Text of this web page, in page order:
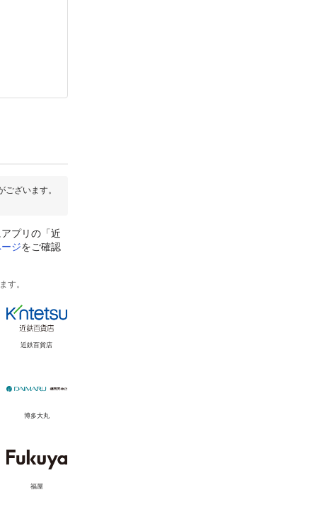
ざいます。
プリの「近
ジをご確認
す。
近鉄百貨店
博多大丸
福屋